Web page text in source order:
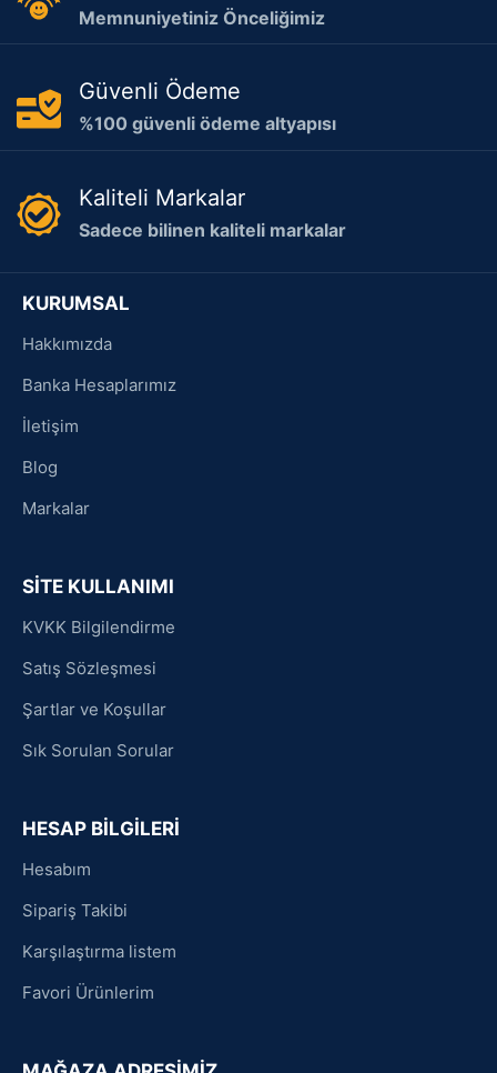
Memnuniyetiniz Önceliğimiz
Güvenli Ödeme
%100 güvenli ödeme altyapısı
Kaliteli Markalar
Sadece bilinen kaliteli markalar
KURUMSAL
Hakkımızda
Banka Hesaplarımız
İletişim
Blog
Markalar
SİTE KULLANIMI
KVKK Bilgilendirme
Satış Sözleşmesi
Şartlar ve Koşullar
Sık Sorulan Sorular
HESAP BİLGİLERİ
Hesabım
Sipariş Takibi
Karşılaştırma listem
Favori Ürünlerim